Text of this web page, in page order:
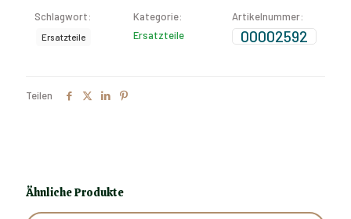
Schlagwort:
Ersatzteile
Kategorie:
Ersatzteile
Artikelnummer:
00002592
Teilen
Ähnliche Produkte